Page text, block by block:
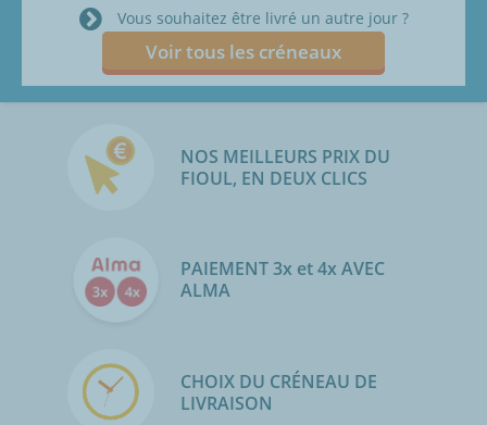
Vous souhaitez être livré un autre jour ?
Voir tous les créneaux
NOS MEILLEURS PRIX DU
FIOUL, EN DEUX CLICS
PAIEMENT 3x et 4x AVEC
ALMA
CHOIX DU CRÉNEAU DE
LIVRAISON